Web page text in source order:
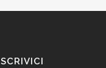
SCRIVICI